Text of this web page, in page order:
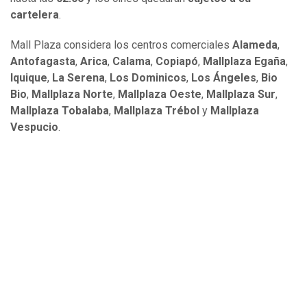
cartelera.
Mall Plaza considera los centros comerciales Alameda,
Antofagasta, Arica, Calama, Copiapó, Mallplaza Egaña,
Iquique, La Serena, Los Dominicos, Los Ángeles, Bio
Bio, Mallplaza Norte, Mallplaza Oeste, Mallplaza Sur,
Mallplaza Tobalaba, Mallplaza Trébol y Mallplaza
Vespucio.